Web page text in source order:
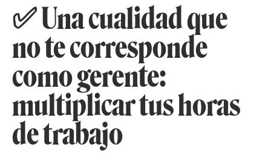
✅ Una cualidad que
no te corresponde
como gerente:
multiplicar tus horas
de trabajo